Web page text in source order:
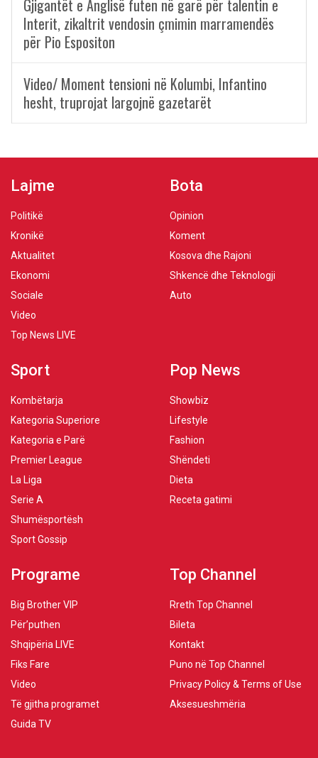
Gjigantët e Anglisë futen në garë për talentin e
Interit, zikaltrit vendosin çmimin marramendës
për Pio Espositon
Video/ Moment tensioni në Kolumbi, Infantino
hesht, truprojat largojnë gazetarët
Lajme
Politikë
Kronikë
Aktualitet
Ekonomi
Sociale
Video
Top News LIVE
Bota
Opinion
Koment
Kosova dhe Rajoni
Shkencë dhe Teknologji
Auto
Sport
Kombëtarja
Kategoria Superiore
Kategoria e Parë
Premier League
La Liga
Serie A
Shumësportësh
Sport Gossip
Pop News
Showbiz
Lifestyle
Fashion
Shëndeti
Dieta
Receta gatimi
Programe
Big Brother VIP
Për’puthen
Shqipëria LIVE
Fiks Fare
Video
Të gjitha programet
Guida TV
Top Channel
Rreth Top Channel
Bileta
Kontakt
Puno në Top Channel
Privacy Policy & Terms of Use
Aksesueshmëria